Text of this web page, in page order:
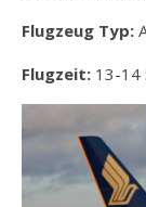
Flugzeug Typ:
Flugzeit: 13-14